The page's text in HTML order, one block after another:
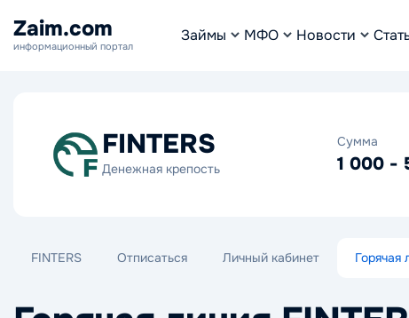
Zaim.com
информационный портал
Займы МФО Новости
FINTERS
Денежная крепость
Сумма
1 000 -
FINTERS Отписаться Личный кабинет Горячая